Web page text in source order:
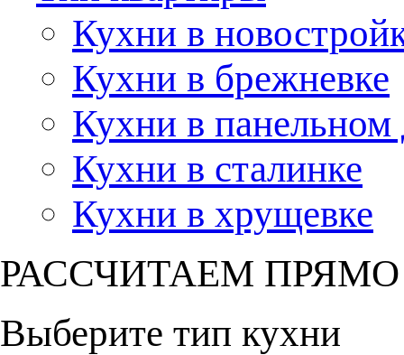
Кухни в
Кухни в брежневке
Кухни в панельном
Кухни в сталинке
Кухни в хрущевке
РАССЧИТАЕМ
Выберите тип кухни